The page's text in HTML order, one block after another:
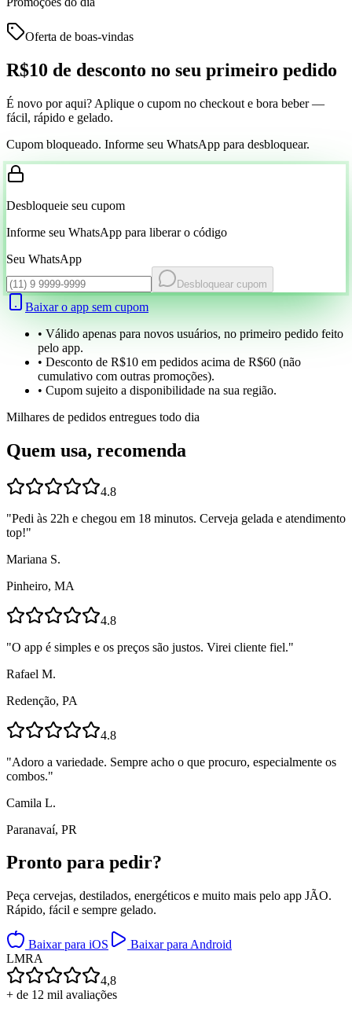
Oferta de boas-vindas
R$10 de desconto no seu primeiro pedido
É novo por aqui? Aplique o cupom no checkout e bora beber —
fácil, rápido e gelado.
Cupom bloqueado. Informe seu WhatsApp para desbloquear.
Desbloqueie seu cupom
Informe seu WhatsApp para liberar o código
Seu WhatsApp
Desbloquear cupom
Baixar o app sem cupom
• Válido apenas para novos usuários, no primeiro pedido feito
pelo app.
• Desconto de R$10 em pedidos acima de R$60 (não
cumulativo com outras promoções).
• Cupom sujeito a disponibilidade na sua região.
Milhares de pedidos entregues todo dia
Quem usa, recomenda
4.8
"Pedi às 22h e chegou em 18 minutos. Cerveja gelada e atendimento
top!"
Mariana S.
Pinheiro, MA
4.8
"O app é simples e os preços são justos. Virei cliente fiel."
Rafael M.
Redenção, PA
4.8
"Adoro a variedade. Sempre acho o que procuro, especialmente os
combos."
Camila L.
Paranavaí, PR
Pronto para pedir?
Peça cervejas, destilados, energéticos e muito mais pelo app JÃO.
Rápido, fácil e sempre gelado.
Baixar para iOS
Baixar para Android
LMRA
4,8
+ de 12 mil avaliações